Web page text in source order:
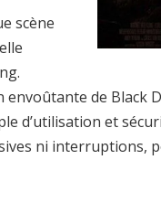
scène
de Black
d’utilisation et
ni interruptions,